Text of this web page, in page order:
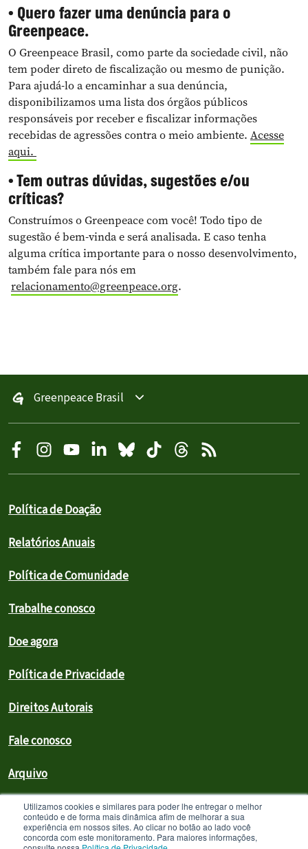
Utilizamos cookies e similares para poder lhe entregar o melhor
conteúdo e de forma mais dinâmica afim de melhorar a sua
experiência em nossos sites. Ao clicar no botão ao lado você
concorda com este monitoramento. Para maiores informações,
• Quero fazer uma denúncia para o
Greenpeace.
O Greenpeace Brasil, como parte da sociedade civil, não
tem poder direto de fiscalização ou mesmo de punição.
Para ajudá-lo a encaminhar a sua denúncia,
disponibilizamos uma lista dos órgãos públicos
responsáveis por receber e fiscalizar informações
recebidas de agressões contra o meio ambiente. Acesse
aqui.
• Tem outras dúvidas, sugestões e/ou
críticas?
Construímos o Greenpeace com você! Todo tipo de
sugestão é bem-vinda e será analisada. E caso tenha
alguma crítica importante para o nosso desenvolvimento,
também fale para nós em
relacionamento@greenpeace.org.
Greenpeace Brasil
Política de Doação
Relatórios Anuais
Política de Comunidade
Trabalhe conosco
Doe agora
Política de Privacidade
Direitos Autorais
Fale conosco
Arquivo
Greenpeace Brasil 2026
Greenpeace Brasil - CNPJ 64.711.062/0001-94 - é uma Associação civil